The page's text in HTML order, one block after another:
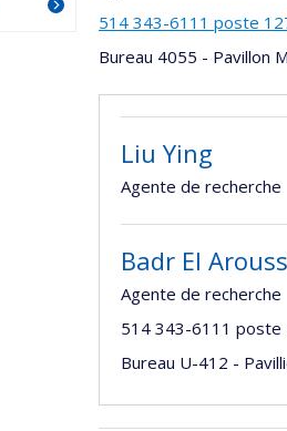
514 343-6111 poste
Bureau 4055 - Pavillon
Liu Ying
Agente de recherche
Badr El
Agente de recherche
514 343-6111 poste
Bureau U-412 -